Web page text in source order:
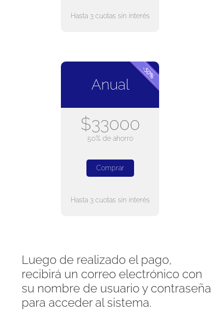
Hasta 3 cuotas sin interés
Anual
$33000
50% de ahorro
Comprar
Hasta 3 cuotas sin interés
Luego de realizado el pago,
recibirá un correo electrónico con
su nombre de usuario y contraseña
para acceder al sistema.